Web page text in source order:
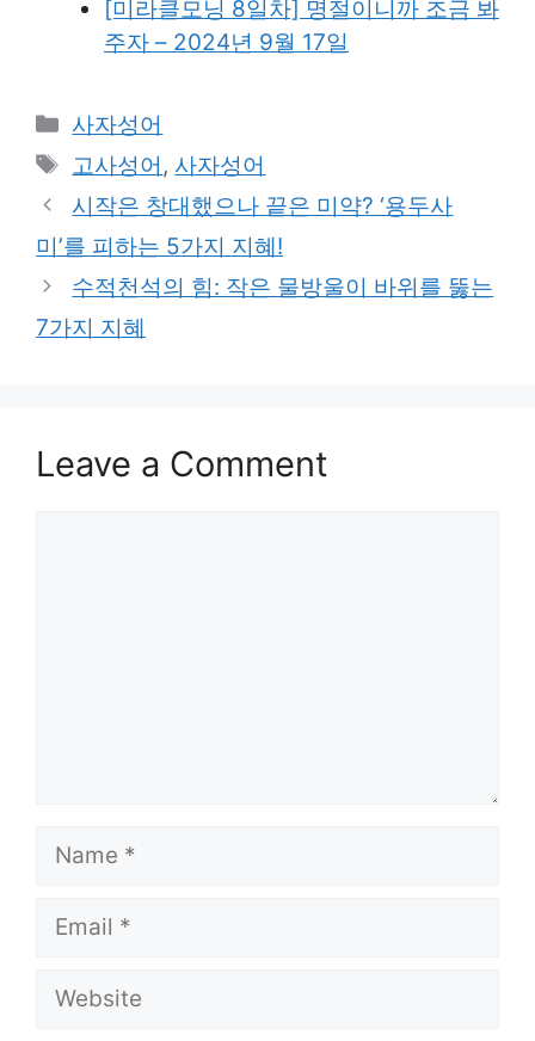
[미라클모닝 8일차] 명절이니까 조금 봐
주자 – 2024년 9월 17일
Categories
사자성어
Tags
고사성어 , 사자성어
시작은 창대했으나 끝은 미약? ‘용두사
미’를 피하는 5가지 지혜!
수적천석의 힘: 작은 물방울이 바위를 뚫는
7가지 지혜
Leave a Comment
Name
Email
Website